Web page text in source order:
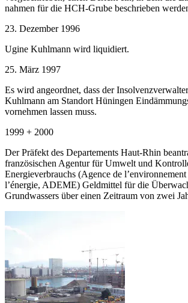
nahmen für die HCH-Grube beschrieben
23. Dezember 1996
Ugine Kuhlmann wird liquidiert.
25. März 1997
Es wird angeordnet, dass der
Kuhlmann am Standort Hüningen
vornehmen lassen muss.
1999 + 2000
Der Präfekt des Departements Haut-Rhin
französischen Agentur für Umwelt und
Energieverbrauchs (Agence de
l’énergie, ADEME) Geldmittel für die
Grundwassers über einen Zeitraum von zwei